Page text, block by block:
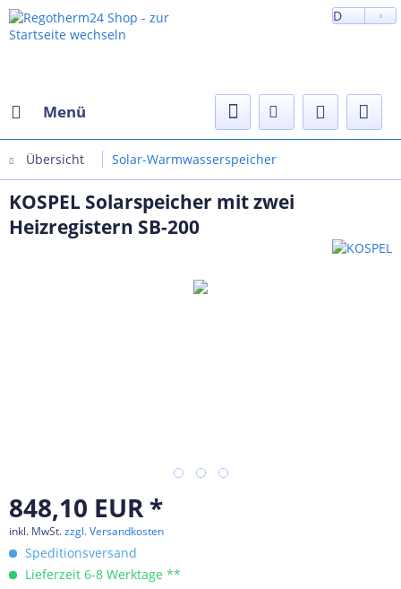
D
Menü
Übersicht Solar-Warmwasserspeicher
KOSPEL Solarspeicher mit zwei
Heizregistern SB-200
848,10 EUR *
inkl. MwSt.zzgl. Versandkosten
Speditionsversand
Lieferzeit 6-8 Werktage **